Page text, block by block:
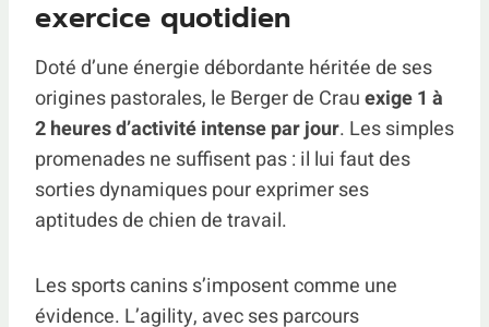
exercice quotidien
Doté d’une énergie débordante héritée de ses
origines pastorales, le Berger de Crauexige 1 à
2 heures d’activité intense par jour. Les simples
promenades ne suffisent pas : il lui faut des
sorties dynamiques pour exprimer ses
aptitudes de chien de travail.
Les sports canins s’imposent comme une
évidence. L’agility, avec ses parcours